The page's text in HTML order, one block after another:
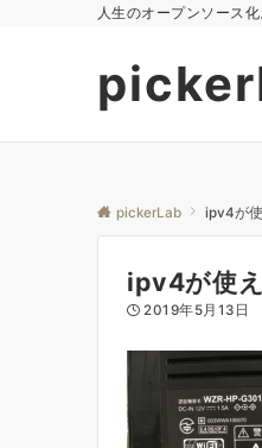
人生のオープンソース化
pickerLab ipv4が
ipv4が使
2019年5月13日